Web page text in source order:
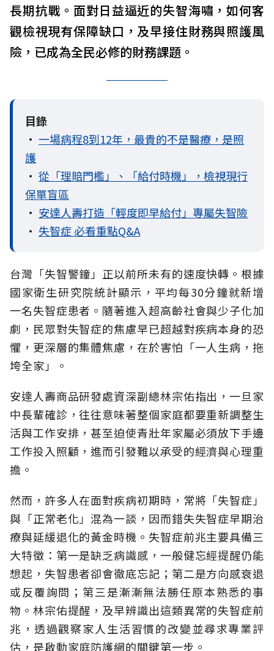
長期抗戰。面對日益逼近的失智海嘯，如何客
觀檢視現有保障缺口，及早接住財務與照護風
險，已成為全民必修的財務課題。
目錄
• 一場病程8到12年，最貴的不是醫療，是照
護
• 從「理賠門檻」、「給付時機」，檢視現行
保單盲區
• 安達人壽打造「輕度即早給付」專屬失智險
• 失智症 必看重點Q&A
台灣「失智警鐘」正以前所未有的速度快轉。根據
國家衛生研究院統計顯示，平均每30分鐘就新增
一名失智症患者。隨著進入超高齡社會與少子化加
劇，民眾對失智症的焦慮早已超越對疾病本身的恐
懼，更深層的集體焦慮，在於害怕「一人生病，拖
垮全家」。
安達人壽商品研發處資深副總林宗佑指出，一旦家
中長輩確診，往往意味著整個家庭都要重新調整生
活與工作安排，甚至迫使青壯年家屬必須放下手邊
工作投入照顧，進而引發難以承受的經濟與心理重
擔。
然而，許多人在面對疾病初期時，常將「失智症」
與「正常老化」混為一談，因而錯失失智症早期治
療與延緩退化的黃金時機。失智症前兆主要具備三
大特徵：第一是缺乏病識感，一般健忘經提醒仍能
想起，失智患者卻會徹底忘記；第二是方向感衰退
或反覆詢問；第三是漸漸無法勝任原本熟悉的事
物。林宗佑提醒，及早辨識出這類異常的失智症前
兆，透過觀察家人生活習慣的改變並尋求專業評
估，是啟動家庭防護網的關鍵第一步。